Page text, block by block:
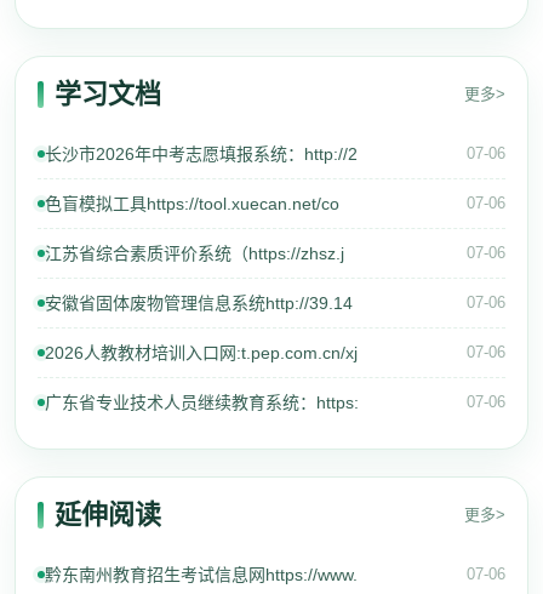
学习文档 更多>
长沙市2026年中考志愿填报系统：http://2 07-06
色盲模拟工具https://tool.xuecan.net/co 07-06
江苏省综合素质评价系统（https://zhsz.j 07-06
安徽省固体废物管理信息系统http://39.14 07-06
2026人教教材培训入口网:t.pep.com.cn/xj 07-06
广东省专业技术人员继续教育系统：https: 07-06
延伸阅读 更多>
黔东南州教育招生考试信息网https://www. 07-06